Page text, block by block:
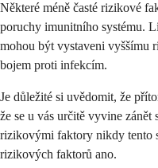
Některé méně časté rizikové
poruchy imunitního systému.
mohou být vystaveni vyššímu
bojem proti infekcím.
Je důležité si uvědomit, že
že se u vás určitě vyvine
rizikovými faktory nikdy tento
rizikových faktorů ano.